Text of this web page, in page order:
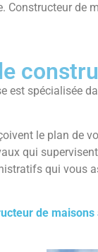
Constructeur de
est spécialisée
le plan de
qui
qui vous
de maisons